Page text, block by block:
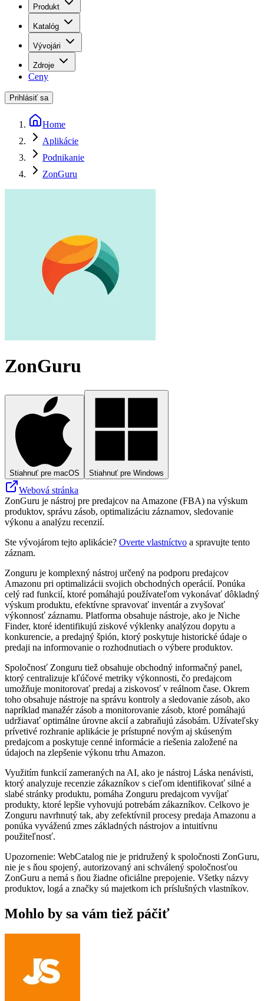
Produkt
Katalóg
Vývojári
Zdroje
Ceny
Prihlásiť sa
Home
Aplikácie
Podnikanie
ZonGuru
ZonGuru
Stiahnuť pre macOS Stiahnuť pre Windows
Webová stránka
ZonGuru je nástroj pre predajcov na Amazone (FBA) na výskum
produktov, správu zásob, optimalizáciu záznamov, sledovanie
výkonu a analýzu recenzií.
Ste vývojárom tejto aplikácie? Overte vlastníctvo a spravujte tento
záznam.
Zonguru je komplexný nástroj určený na podporu predajcov
Amazonu pri optimalizácii svojich obchodných operácií. Ponúka
celý rad funkcií, ktoré pomáhajú používateľom vykonávať dôkladný
výskum produktu, efektívne spravovať inventár a zvyšovať
výkonnosť záznamu. Platforma obsahuje nástroje, ako je Niche
Finder, ktoré identifikujú ziskové výklenky analýzou dopytu a
konkurencie, a predajný špión, ktorý poskytuje historické údaje o
predaji na informovanie o rozhodnutiach o výbere produktov.
Spoločnosť Zonguru tiež obsahuje obchodný informačný panel,
ktorý centralizuje kľúčové metriky výkonnosti, čo predajcom
umožňuje monitorovať predaj a ziskovosť v reálnom čase. Okrem
toho obsahuje nástroje na správu kontroly a sledovanie zásob, ako
napríklad manažér zásob a monitorovanie zásob, ktoré pomáhajú
udržiavať optimálne úrovne akcií a zabraňujú zásobám. Užívateľsky
prívetivé rozhranie aplikácie je prístupné novým aj skúseným
predajcom a poskytuje cenné informácie a riešenia založené na
údajoch na zlepšenie výkonu trhu Amazon.
Využitím funkcií zameraných na AI, ako je nástroj Láska nenávisti,
ktorý analyzuje recenzie zákazníkov s cieľom identifikovať silné a
slabé stránky produktu, pomáha Zonguru predajcom vyvíjať
produkty, ktoré lepšie vyhovujú potrebám zákazníkov. Celkovo je
Zonguru navrhnutý tak, aby zefektívnil procesy predaja Amazonu a
ponúka vyváženú zmes základných nástrojov a intuitívnu
použiteľnosť.
Upozornenie: WebCatalog nie je pridružený k spoločnosti ZonGuru,
nie je s ňou spojený, autorizovaný ani schválený spoločnosťou
ZonGuru a nemá s ňou žiadne oficiálne prepojenie. Všetky názvy
produktov, logá a značky sú majetkom ich príslušných vlastníkov.
Mohlo by sa vám tiež páčiť